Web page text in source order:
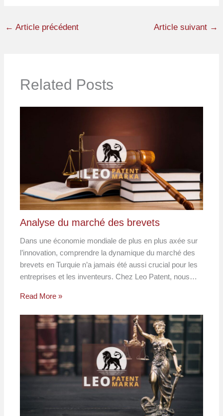
← Article précédent Article suivant →
Related Posts
Analyse du marché des brevets
Dans une économie mondiale de plus en plus axée sur
l’innovation, comprendre la dynamique du marché des
brevets en Turquie n’a jamais été aussi crucial pour les
entreprises et les inventeurs. Chez Leo Patent, nous…
Read More »